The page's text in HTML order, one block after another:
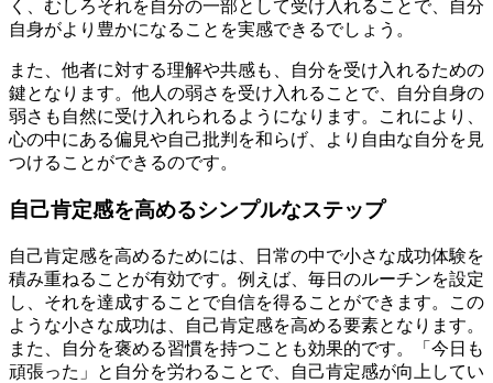
く、むしろそれを自分の一部として受け入れることで、自分
自身がより豊かになることを実感できるでしょう。
また、他者に対する理解や共感も、自分を受け入れるための
鍵となります。他人の弱さを受け入れることで、自分自身の
弱さも自然に受け入れられるようになります。これにより、
心の中にある偏見や自己批判を和らげ、より自由な自分を見
つけることができるのです。
自己肯定感を高めるシンプルなステップ
自己肯定感を高めるためには、日常の中で小さな成功体験を
積み重ねることが有効です。例えば、毎日のルーチンを設定
し、それを達成することで自信を得ることができます。この
ような小さな成功は、自己肯定感を高める要素となります。
また、自分を褒める習慣を持つことも効果的です。「今日も
頑張った」と自分を労わることで、自己肯定感が向上してい